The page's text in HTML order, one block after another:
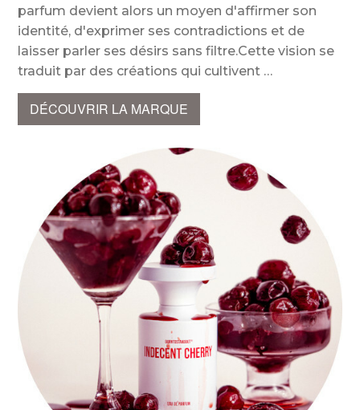
parfum devient alors un moyen d'affirmer son
identité, d'exprimer ses contradictions et de
laisser parler ses désirs sans filtre.Cette vision se
traduit par des créations qui cultivent
DÉCOUVRIR LA MARQUE